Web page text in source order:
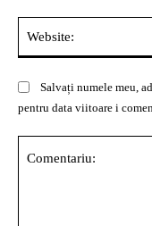
Salvați numele meu,
pentru data viitoare i